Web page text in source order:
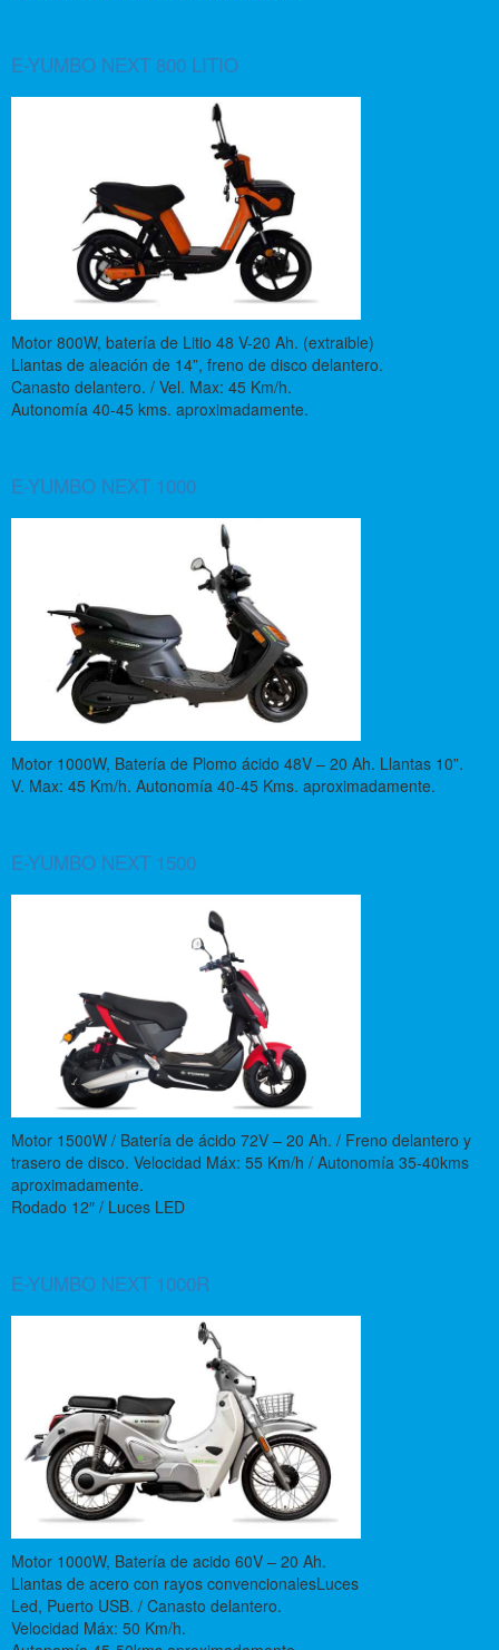
E-YUMBO NEXT 800 LITIO
Motor 800W, batería de Litio 48 V-20 Ah. (extraible)
Llantas de aleación de 14”, freno de disco delantero.
Canasto delantero. / Vel. Max: 45 Km/h.
Autonomía 40-45 kms. aproximadamente.
E-YUMBO NEXT 1000
Motor 1000W, Batería de Plomo ácido 48V – 20 Ah. Llantas 10”.
V. Max: 45 Km/h. Autonomía 40-45 Kms. aproximadamente.
E-YUMBO NEXT 1500
Motor 1500W / Batería de ácido 72V – 20 Ah. / Freno delantero y
trasero de disco. Velocidad Máx: 55 Km/h / Autonomía 35-40kms
aproximadamente.
Rodado 12″ / Luces LED
E-YUMBO NEXT 1000R
Motor 1000W, Batería de acido 60V – 20 Ah.
Llantas de acero con rayos convencionalesLuces
Led, Puerto USB. / Canasto delantero.
Velocidad Máx: 50 Km/h.